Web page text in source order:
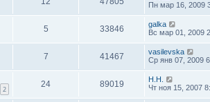
Пн мар 16, 2009
5 33846
galka
Вс мар 01, 2009
7 41467
vasilevska
Ср янв 07, 2009
2
24 89019
Н.Н.
Чт ноя 15, 2007